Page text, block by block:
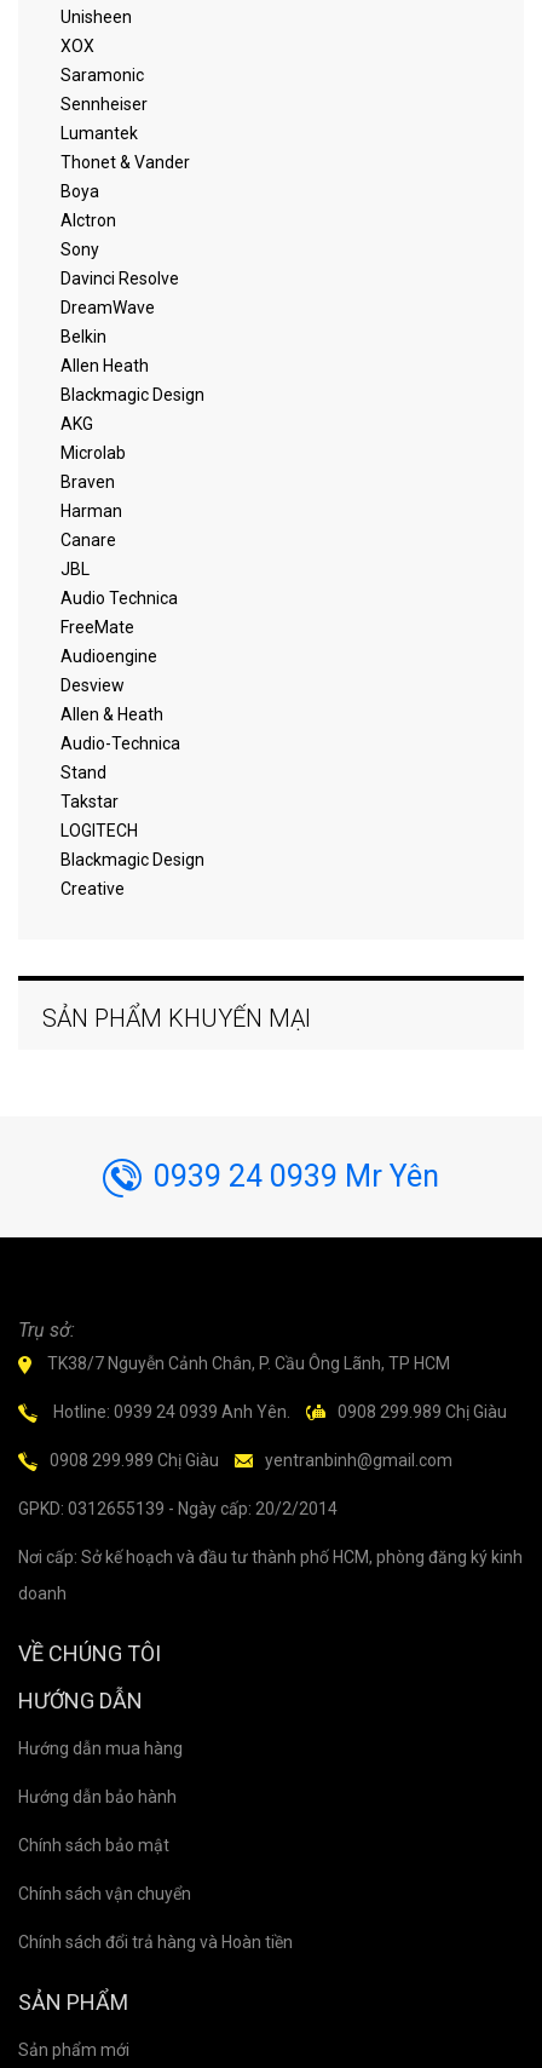
Unisheen
XOX
Saramonic
Sennheiser
Lumantek
Thonet & Vander
Boya
Alctron
Sony
Davinci Resolve
DreamWave
Belkin
Allen Heath
Blackmagic Design
AKG
Microlab
Braven
Harman
Canare
JBL
Audio Technica
FreeMate
Audioengine
Desview
Allen & Heath
Audio-Technica
Stand
Takstar
LOGITECH
Blackmagic Design
Creative
SẢN PHẨM KHUYẾN MẠI
0939 24 0939 Mr Yên
Trụ sở:
TK38/7 Nguyễn Cảnh Chân, P. Cầu Ông Lãnh, TP HCM
Hotline: 0939 24 0939 Anh Yên. 0908 299.989 Chị Giàu
0908 299.989 Chị Giàu yentranbinh@gmail.com
GPKD: 0312655139 - Ngày cấp: 20/2/2014
Nơi cấp: Sở kế hoạch và đầu tư thành phố HCM, phòng đăng ký kinh
doanh
VỀ CHÚNG TÔI
HƯỚNG DẪN
Hướng dẫn mua hàng
Hướng dẫn bảo hành
Chính sách bảo mật
Chính sách vận chuyển
Chính sách đổi trả hàng và Hoàn tiền
SẢN PHẨM
Sản phẩm mới